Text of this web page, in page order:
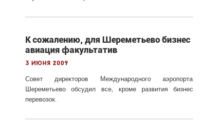
К сожалению, для Шереметьево бизнес
авиация факультатив
3 июня 2009
Совет директоров Международного аэропорта
Шереметьево обсудил все, кроме развития бизнес
перевозок.